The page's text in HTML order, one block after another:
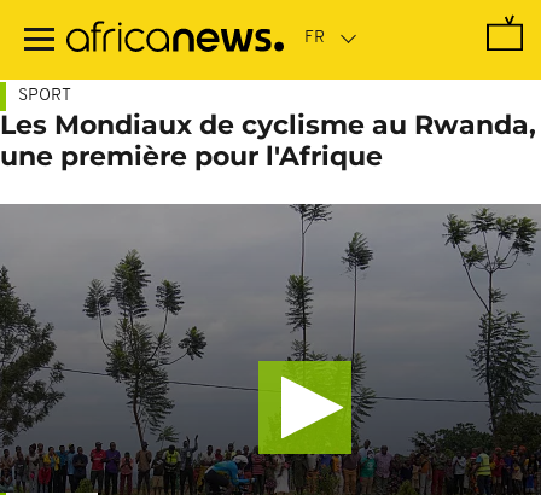
contenu
SPORT
Les Mondiaux de cyclisme au Rwanda,
une première pour l'Afrique